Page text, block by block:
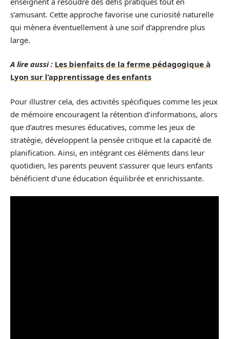
s’amusant. Cette approche favorise une curiosité naturelle
qui mènera éventuellement à une soif d’apprendre plus
large.
A lire aussi : Les bienfaits de la ferme pédagogique à
Lyon sur l’apprentissage des enfants
Pour illustrer cela, des activités spécifiques comme les jeux
de mémoire encouragent la rétention d’informations, alors
que d’autres mesures éducatives, comme les jeux de
stratégie, développent la pensée critique et la capacité de
planification. Ainsi, en intégrant ces éléments dans leur
quotidien, les parents peuvent s’assurer que leurs enfants
bénéficient d’une éducation équilibrée et enrichissante.